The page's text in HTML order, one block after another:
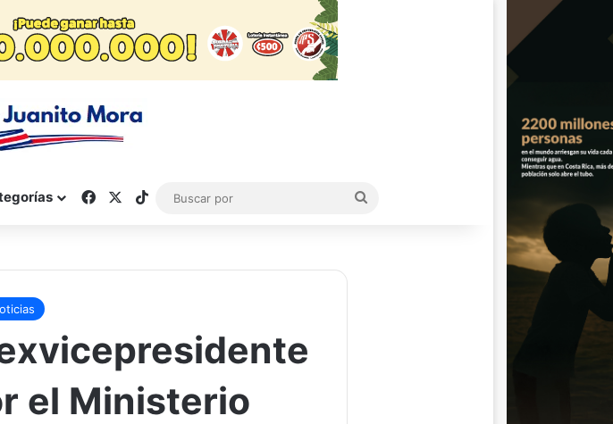
FacebookTikTok
el Ministerio